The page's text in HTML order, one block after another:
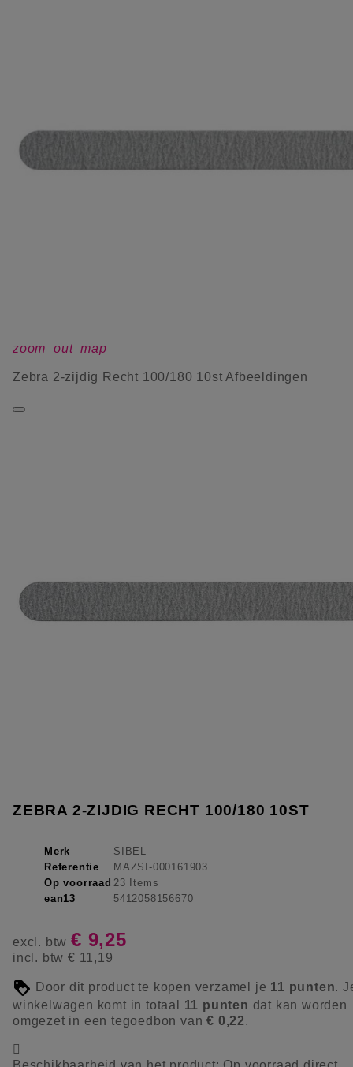
zoom_out_map
Zebra 2-zijdig Recht 100/180 10st Afbeeldingen
ZEBRA 2-ZIJDIG RECHT 100/180 10ST
Merk
SIBEL
Referentie
MAZSI-000161903
Op voorraad 23 Items
ean13
5412058156670
excl. btw € 9,25
incl. btw € 11,19
Door dit product te kopen verzamel je 11 punten.
winkelwagen komt in totaal 11 punten dat kan worden
omgezet in een tegoedbon van€ 0,22.
